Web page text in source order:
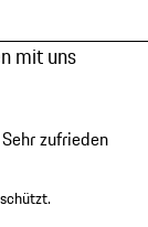
mit uns
Sehr zufrieden